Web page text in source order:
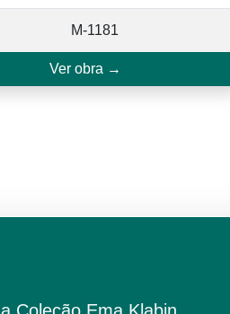
M-1181
Ver obra →